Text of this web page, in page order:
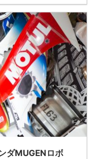
ダMUGENロボ